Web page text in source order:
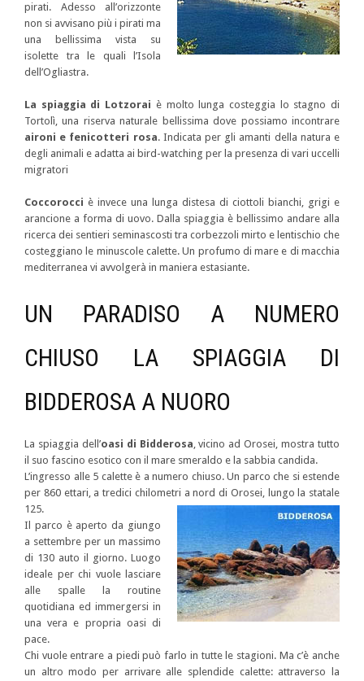
pirati. Adesso all’orizzonte
non si avvisano più i pirati ma
una bellissima vista su
isolette tra le quali l’Isola
dell’Ogliastra.
La spiaggia di Lotzorai è molto lunga costeggia lo stagno di
Tortolì, una riserva naturale bellissima dove possiamo incontrare
aironi e fenicotteri rosa. Indicata per gli amanti della natura e
degli animali e adatta ai bird-watching per la presenza di vari uccelli
migratori
Coccorocci è invece una lunga distesa di ciottoli bianchi, grigi e
arancione a forma di uovo. Dalla spiaggia è bellissimo andare alla
ricerca dei sentieri seminascosti tra corbezzoli mirto e lentischio che
costeggiano le minuscole calette. Un profumo di mare e di macchia
mediterranea vi avvolgerà in maniera estasiante.
UN PARADISO A NUMERO
CHIUSO LA SPIAGGIA DI
BIDDEROSA A NUORO
La spiaggia dell’oasi di Bidderosa, vicino ad Orosei, mostra tutto
il suo fascino esotico con il mare smeraldo e la sabbia candida.
L’ingresso alle 5 calette è a numero chiuso. Un parco che si estende
per 860 ettari, a tredici chilometri a nord di Orosei,lungo la statale
125.
Il parco è aperto da giungo
a settembre per un massimo
di 130 auto il giorno. Luogo
ideale per chi vuole lasciare
alle spalle la routine
quotidiana ed immergersi in
una vera e propria oasi di
pace.
Chi vuole entrare a piedi può farlo in tutte le stagioni. Ma c’è anche
un altro modo per arrivare alle splendide calette: attraverso la